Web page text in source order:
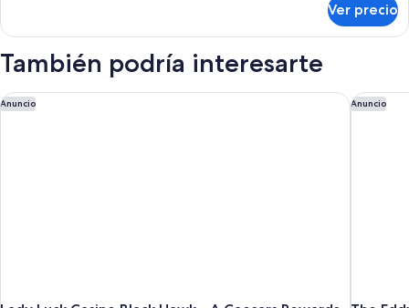
Queen
size
Deluxe,
camas
size
Ver precio
También podría interesarte
Anuncio
Lady Luck Casino Black Hawk - A Caesars Rewards Destination
Anuncio
The